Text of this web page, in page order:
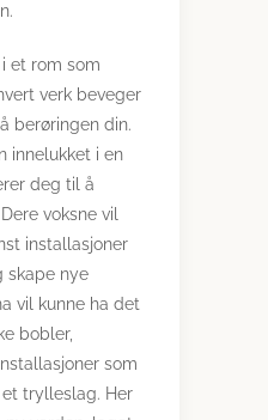
et rom som
verk beveger
berøringen din.
innelukket i en
deg til å
voksne vil
installasjoner
skape nye
vil kunne ha det
bobler,
som
trylleslag. Her